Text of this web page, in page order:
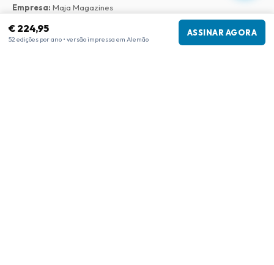
€ 224,95
52 edições por ano • versão impressa em Alemão
ASSINAR AGORA
Empresa: Maja Magazines
Número de IVA